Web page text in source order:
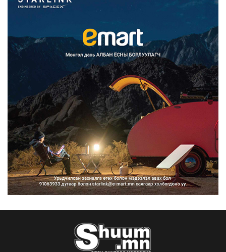
2026/08/07
Улаанбаатарт өдөртөө 30 хэм дулаан
2026/08/07
Улсын чанартай хатуу хучилттай
авто замын талаас и...
2026/08/06
Засгийн газар энэ оныг дуустал
санхүүгийн хэмнэлти...
2026/08/06
Шатахууны импортын гаалийн албан
2026/08/06